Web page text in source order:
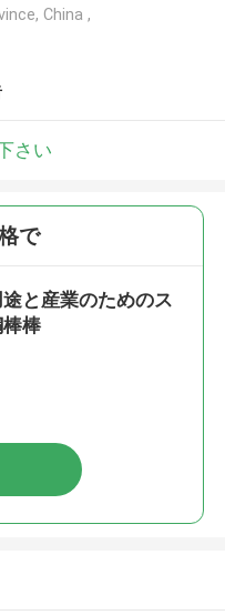
China ,
さい
で
と産業のためのス
棒